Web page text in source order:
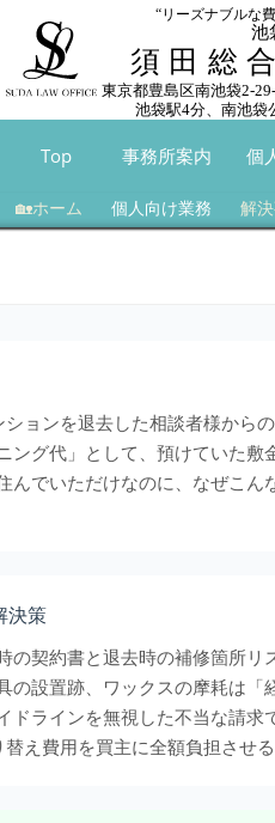
須田総
“リーズナブルな
池
東京都豊島区南池袋2-
池袋駅4分、南池袋
Top 事務所案内 個
🏡ホーム
個人向け業務 解
ョンを退去した相談者様から
ング代」として、預けていた
んでいただけなのに、なぜこ
決策
の契約書と退去時の補修箇所
の設置跡、ワックスの摩耗は
ドラインを無視した不当な請
え費用を買主に全額負担させ